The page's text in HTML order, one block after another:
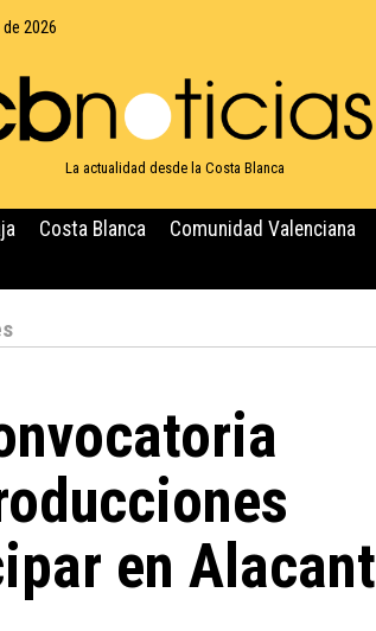
2026
La actualidad desde la Costa Blanca
Costa Blanca Comunidad Valenciana
en Alacant